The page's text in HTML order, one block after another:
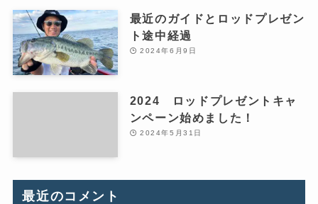
最近のガイドとロッドプレゼン
ト途中経過
2024年6月9日
2024 ロッドプレゼントキャ
ンペーン始めました！
2024年5月31日
最近のコメント